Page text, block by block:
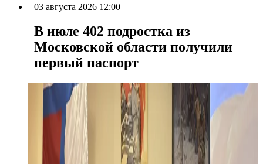
03 августа 2026 12:00
В июле 402 подростка из
Московской области получили
первый паспорт